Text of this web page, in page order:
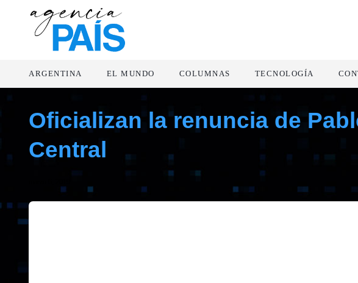
ARGENTINA EL MUNDO COLUMNAS TECNOLOGÍA
Oficializan la renuncia de
Central